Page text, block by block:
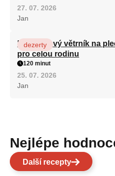
27. 07. 2026
Jan
Karamelový větrník na
pro celou rodinu
dezerty
120 minut
25. 07. 2026
Jan
Nejlépe
Další recepty